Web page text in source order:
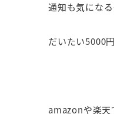
通知も気にな
だいたい5000
amazonや楽天